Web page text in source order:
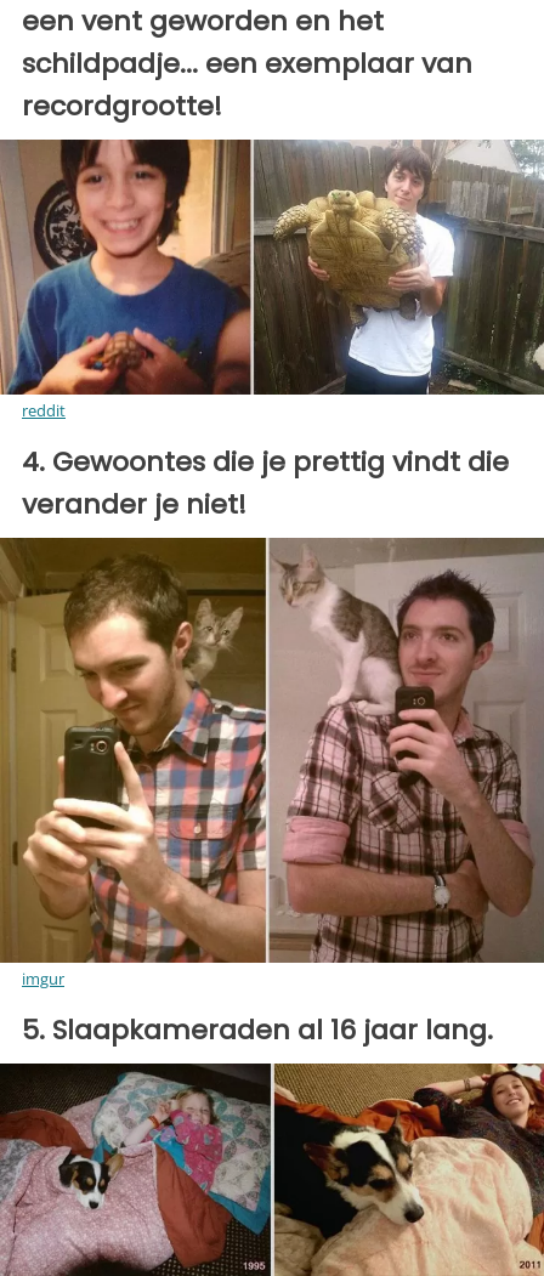
een vent geworden en het
schildpadje... een exemplaar van
recordgrootte!
reddit
4. Gewoontes die je prettig vindt die
verander je niet!
imgur
5. Slaapkameraden al 16 jaar lang.